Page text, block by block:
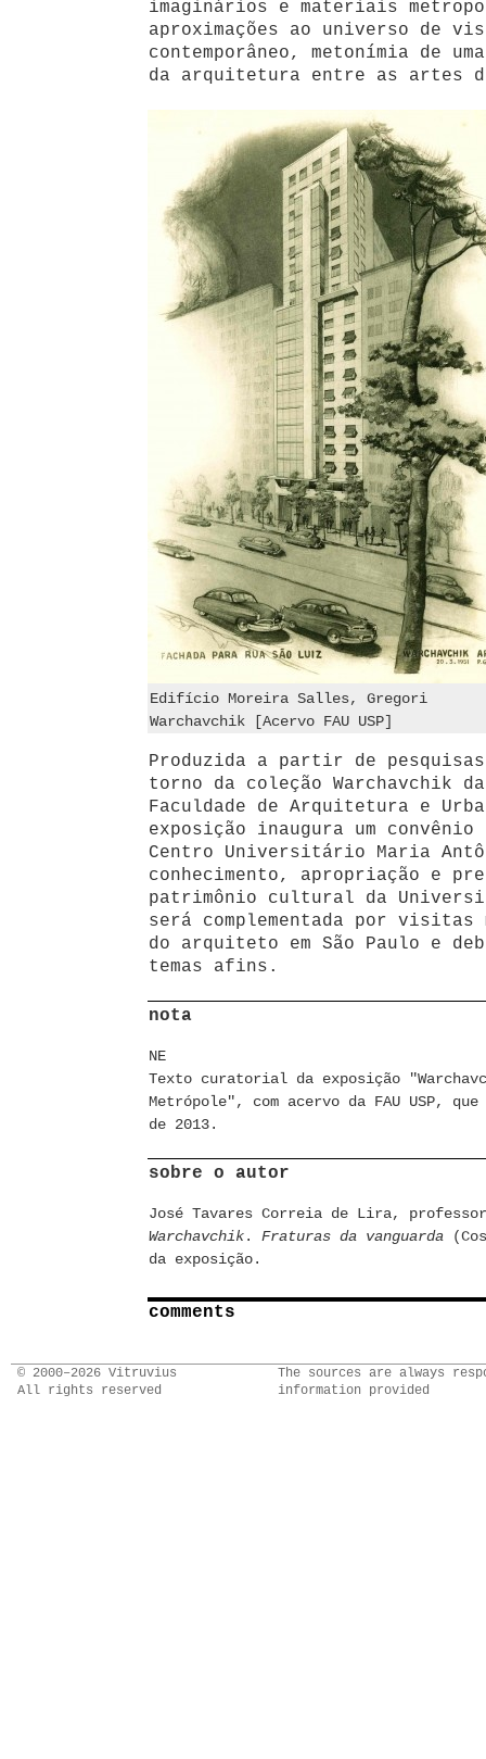
imaginários e materiais
aproximações ao universo de
contemporâneo, metonímia de
da arquitetura entre as artes
Edifício Moreira Salles, Gregori
Warchavchik [Acervo FAU USP]
Produzida a partir de pesquisas
torno da coleção Warchavchik
Faculdade de Arquitetura e
exposição inaugura um
Centro Universitário Maria
conhecimento, apropriação e
patrimônio cultural da
será complementada por visitas
do arquiteto em São Paulo e
temas afins.
nota
NE
Texto curatorial da exposição
Metrópole", com acervo da FAU USP,
de 2013.
sobre o autor
José Tavares Correia de Lira, professor
Warchavchik. Fraturas da vanguarda
da exposição.
comments
© 2000–2026 Vitruvius
All rights reserved
The sources are always
information provided